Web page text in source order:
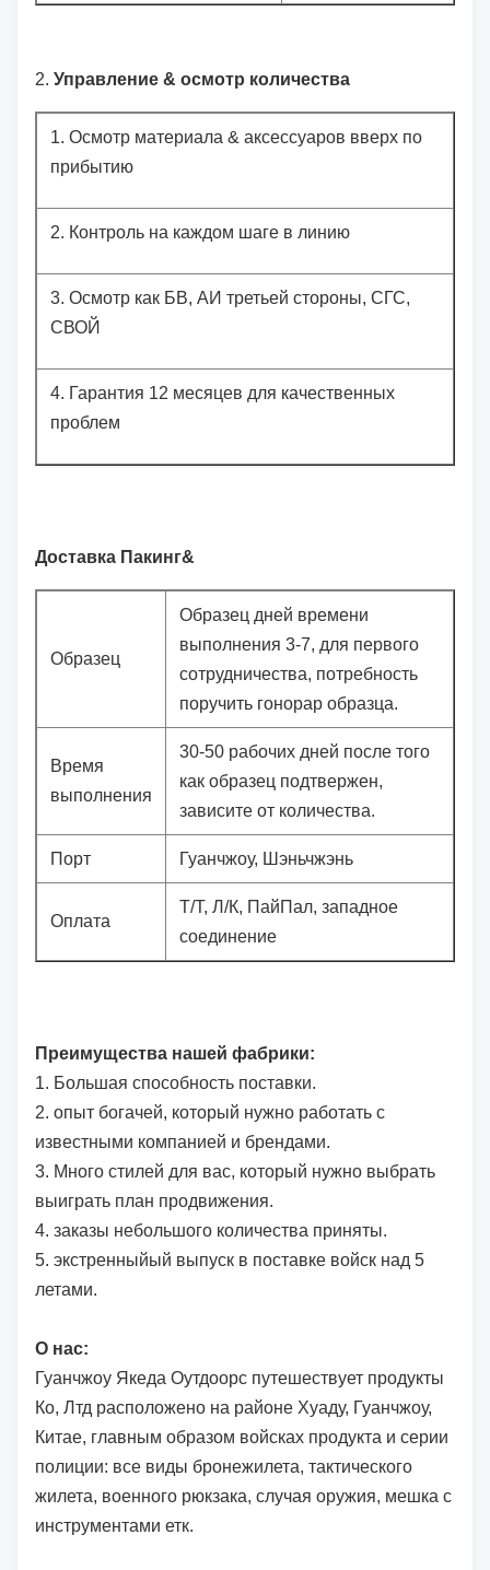
2. Управление & осмотр количества
1. Осмотр материала & аксессуаров вверх по
прибытию
2. Контроль на каждом шаге в линию
3. Осмотр как БВ, АИ третьей стороны, СГС,
СВОЙ
4. Гарантия 12 месяцев для качественных
проблем
Доставка Пакинг&
Образец
Образец дней времени
выполнения 3-7, для первого
сотрудничества, потребность
поручить гонорар образца.
Время
выполнения
30-50 рабочих дней после того
как образец подтвержен,
зависите от количества.
Порт Гуанчжоу, Шэньчжэнь
Оплата
Т/Т, Л/К, ПайПал, западное
соединение
Преимущества нашей фабрики:
1. Большая способность поставки.
2. опыт богачей, который нужно работать с
известными компанией и брендами.
3. Много стилей для вас, который нужно выбрать
выиграть план продвижения.
4. заказы небольшого количества приняты.
5. экстренныйый выпуск в поставке войск над 5
летами.
О нас:
Гуанчжоу Якеда Оутдоорс путешествует продукты
Ко, Лтд расположено на районе Хуаду, Гуанчжоу,
Китае, главным образом войсках продукта и серии
полиции: все виды бронежилета, тактического
жилета, военного рюкзака, случая оружия, мешка с
инструментами етк.